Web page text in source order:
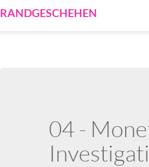
RANDGESCHEHEN
04 -